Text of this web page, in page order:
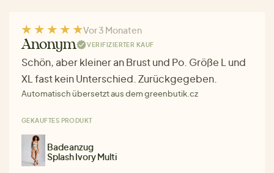
Vor 3 Monaten
Anonym VERIFIZIERTER KAUF
Schön, aber kleiner an Brust und Po. Größe L und
XL fast kein Unterschied. Zurückgegeben.
Automatisch übersetzt aus dem greenbutik.cz
GEKAUFTES PRODUKT
Badeanzug
Splash Ivory Multi